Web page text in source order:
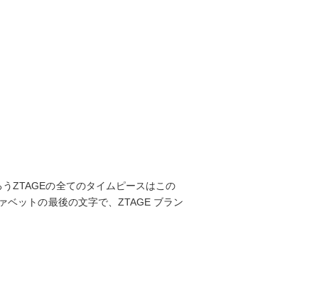
ZTAGEの全てのタイムピースはこの
ベットの最後の文字で、ZTAGE ブラン